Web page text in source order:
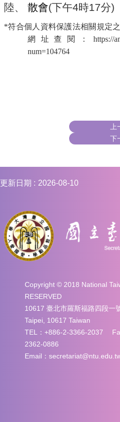
陸、
散會(下午4時17分)
*符合個人資料保護法相關規定
網址查閱：https://
num=104764
上
下
更新日期 2026-08-10
Copyright © 2018 National
RESERVED
10617 臺北市羅斯福路四段一
Taipei, 10617 Taiwan
TEL：+886-2-3366-2037
2362-0886
Email：